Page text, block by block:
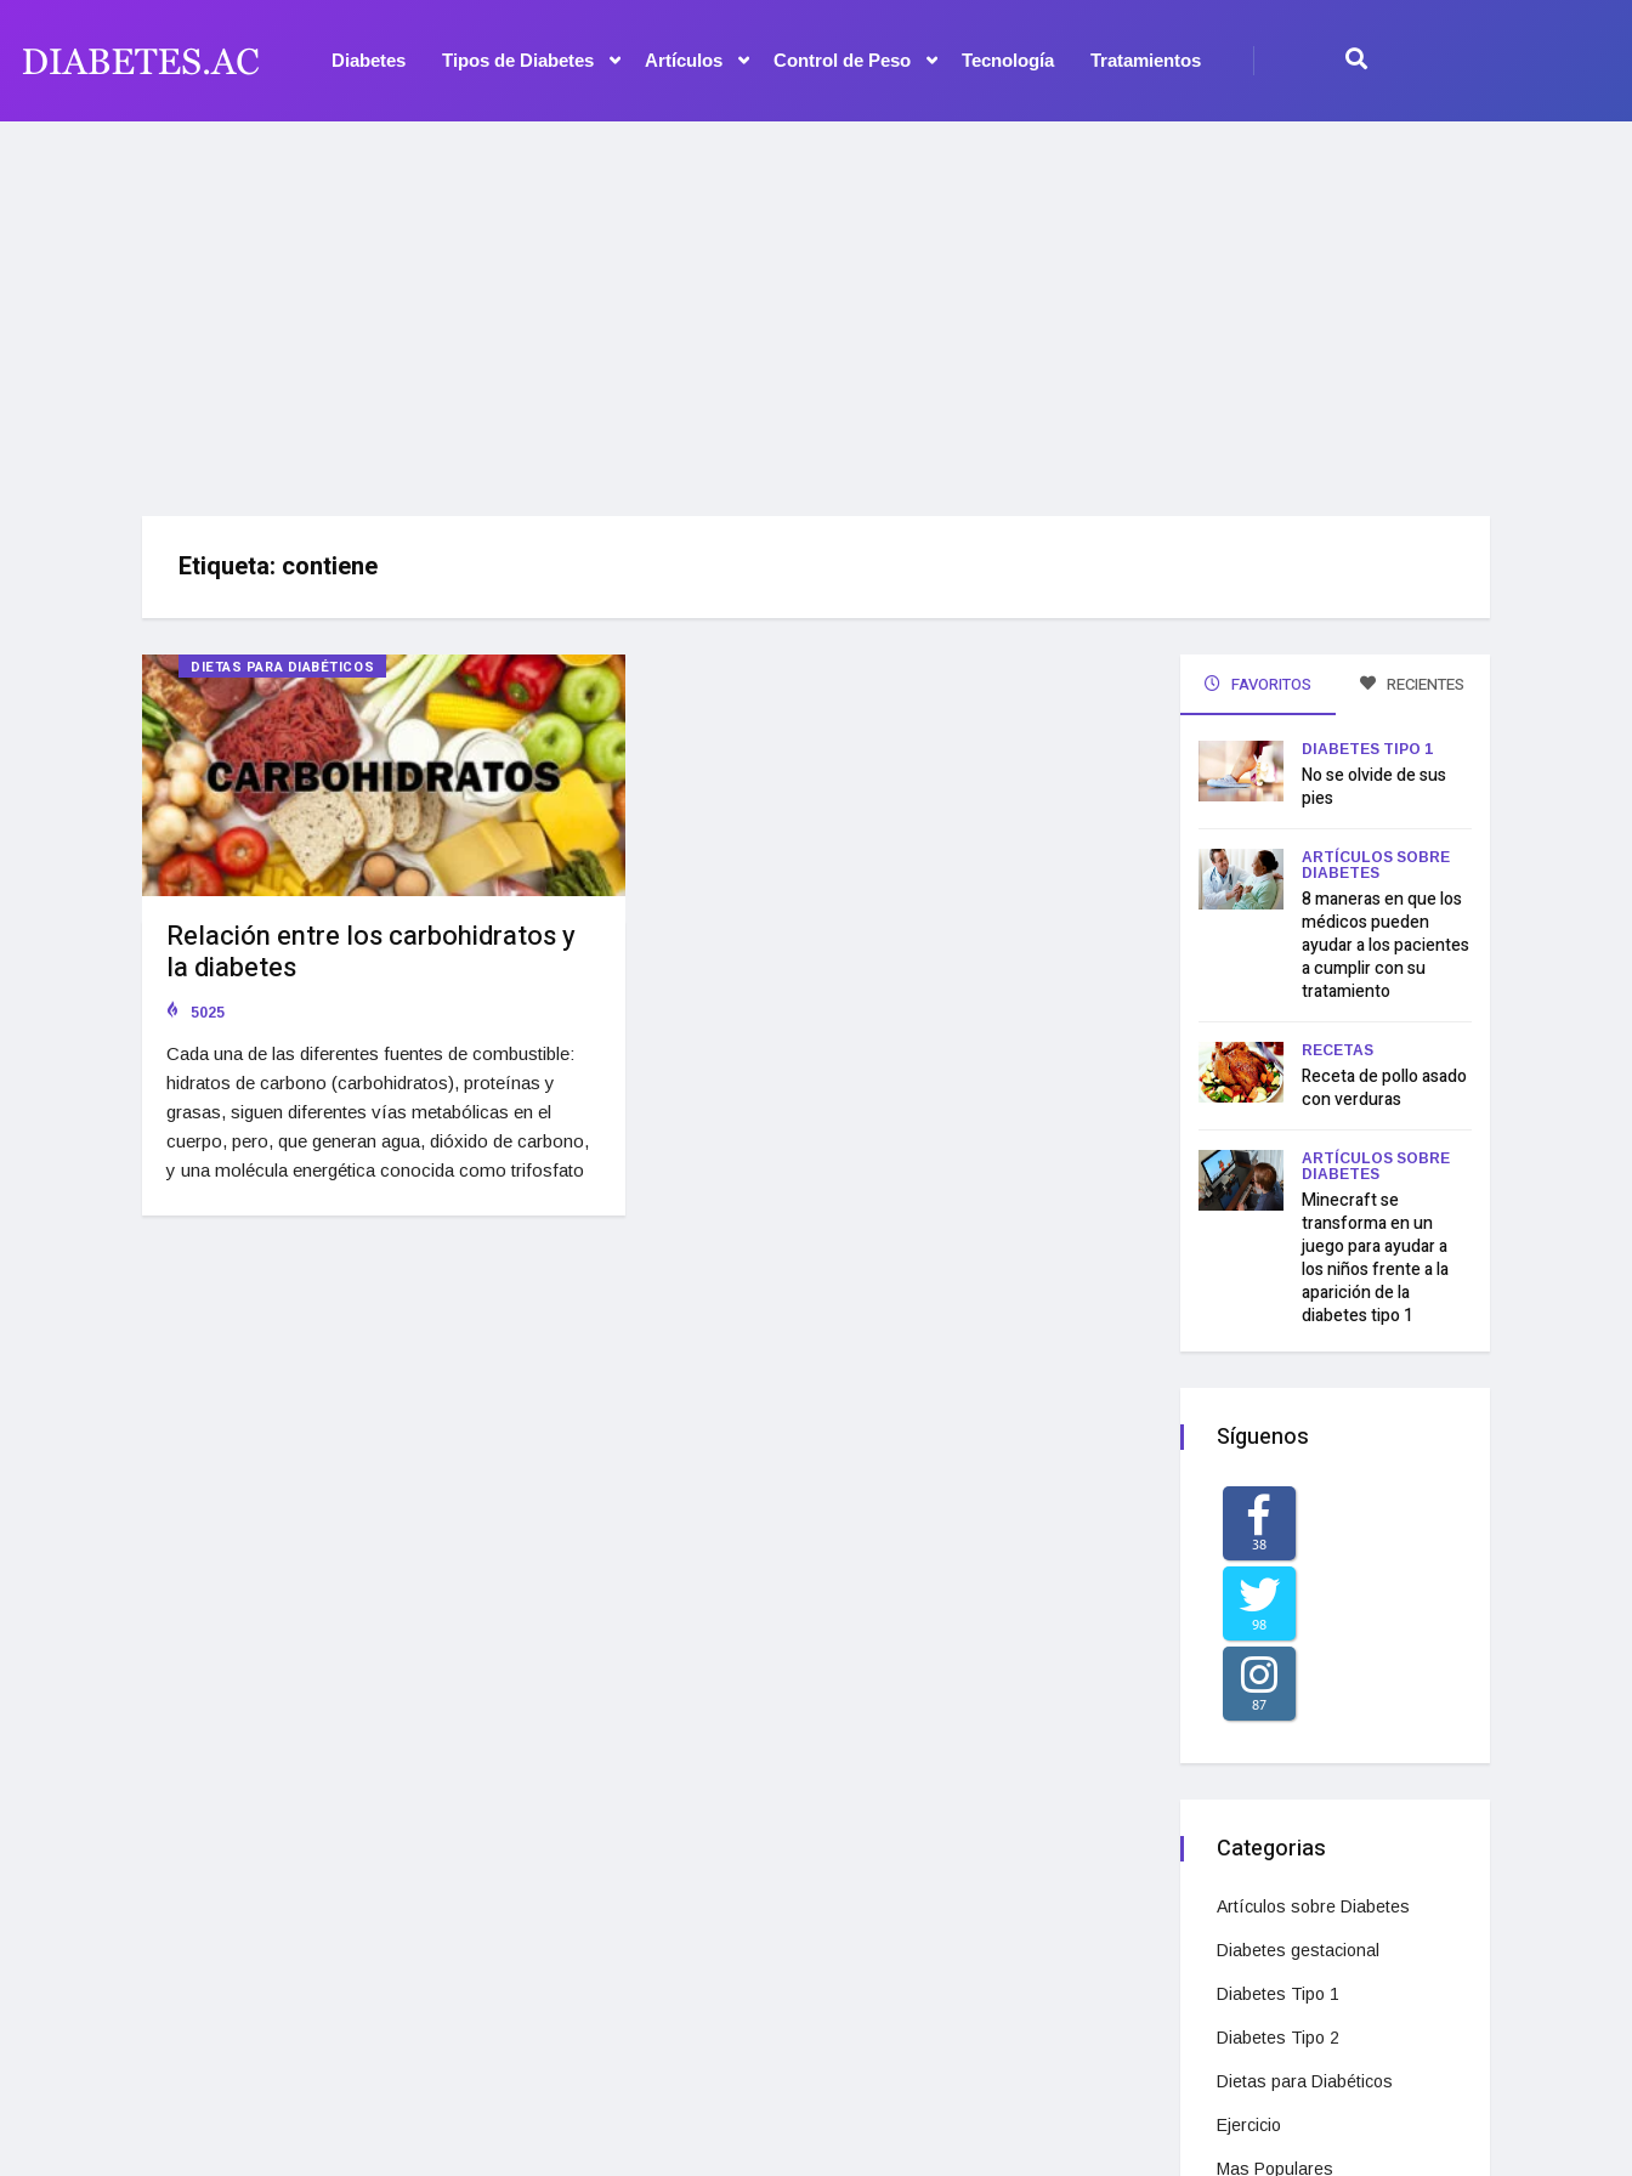
Diabetes Tipos de Diabetes Artículos Control de Peso Tecnología Tratamientos
Etiqueta: contiene
DIETAS PARA DIABÉTICOS
Relación entre los carbohidratos y
la diabetes
5025
Cada una de las diferentes fuentes de combustible:
hidratos de carbono (carbohidratos), proteínas y
grasas, siguen diferentes vías metabólicas en el
cuerpo, pero, que generan agua, dióxido de carbono,
y una molécula energética conocida como trifosfato
FAVORITOS RECIENTES
DIABETES TIPO 1
No se olvide de sus
pies
ARTÍCULOS SOBRE
DIABETES
8 maneras en que los
médicos pueden
ayudar a los pacientes
a cumplir con su
tratamiento
RECETAS
Receta de pollo asado
con verduras
ARTÍCULOS SOBRE
DIABETES
Minecraft se
transforma en un
juego para ayudar a
los niños frente a la
aparición de la
diabetes tipo 1
Síguenos
38
98
87
Categorias
Artículos sobre Diabetes
Diabetes gestacional
Diabetes Tipo 1
Diabetes Tipo 2
Dietas para Diabéticos
Ejercicio
Mas Populares